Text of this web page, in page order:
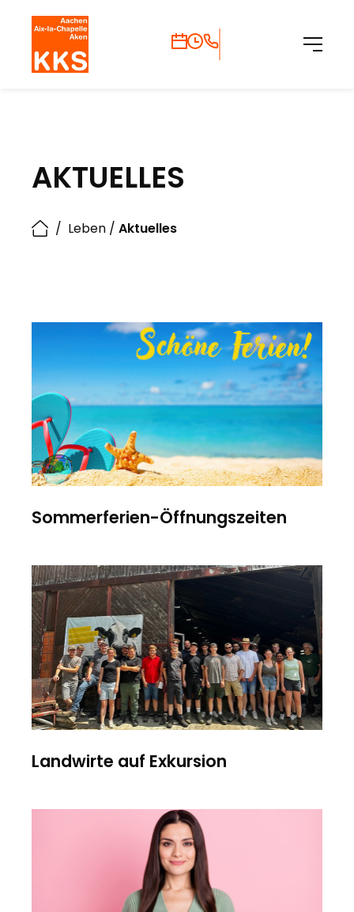
AKTUELLES
/ Leben / Aktuelles
Sommerferien-Öffnungszeiten
Landwirte auf Exkursion